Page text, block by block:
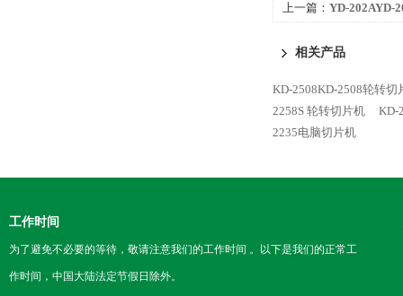
上一篇： YD-202AYD-
相关产品
KD-2508KD-2508轮转切
2258S 轮转切片机
KD-
2235电脑切片机
工作时间
为了避免不必要的等待，敬请注意我们的工作时间 。以下是我们的正常工
作时间，中国大陆法定节假日除外。